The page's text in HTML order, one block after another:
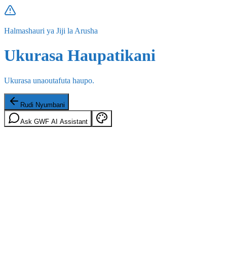
Halmashauri ya Jiji la Arusha
Ukurasa Haupatikani
Ukurasa unaoutafuta haupo.
Rudi Nyumbani
Ask GWF AI Assistant